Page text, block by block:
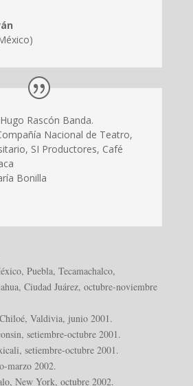
Rascón Banda.
Nacional de Teatro,
SI Productores, Café
Bonilla
Puebla, Tecamachalco,
Ciudad Juárez, octubre-noviembre
Valdivia, junio 2001.
setiembre-octubre 2001.
setiembre-octubre 2001.
marzo 2002.
New York, octubre 2002.